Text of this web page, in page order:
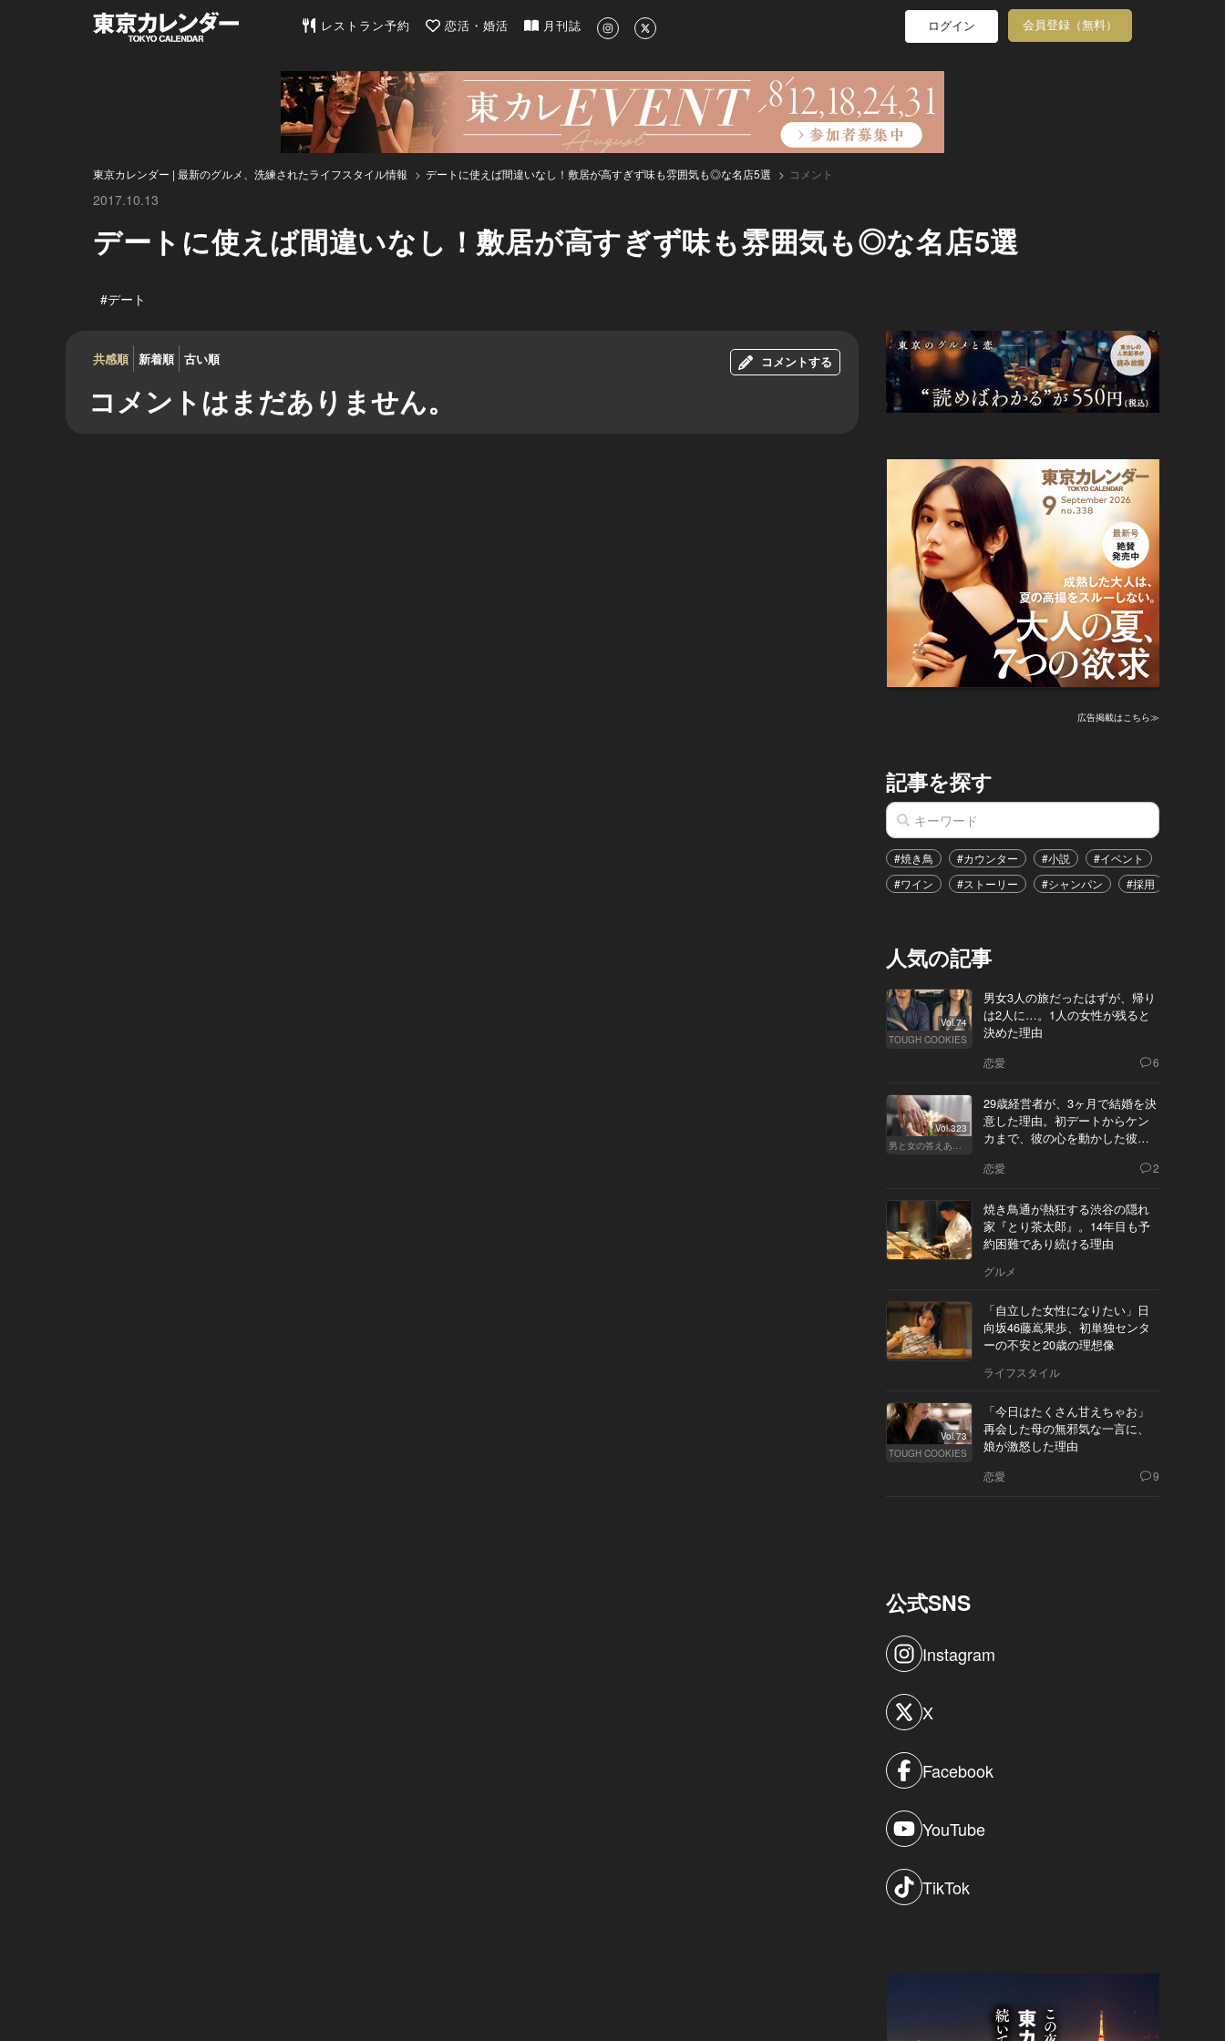
東京カレンダー | 最新のグルメ、洗練されたライフスタイル情報
レストラン予約 恋活・婚活 月刊誌 ログイン 会員登録（無料）
東京カレンダー | 最新のグルメ、洗練されたライフスタイル情報 デートに使えば間違いなし！敷居が高すぎず味も雰囲気も◎な名店5選 コメント
2017.10.13
デートに使えば間違いなし！敷居が高すぎず味も雰囲気も◎な名店5選
#デート
共感順 新着順 古い順 コメントする
コメントはまだありません。
広告掲載はこちら≫
記事を探す
#焼き鳥 #カウンター #小説 #イベント
#ワイン
#ストーリー #シャンパン #採用
人気の記事
Vol.74
TOUGH COOKIES
男女3人の旅だったはずが、帰り
は2人に…。1人の女性が残ると
決めた理由
恋愛 6
Vol.323
男と女の答えあわせ【Q】
29歳経営者が、3ヶ月で結婚を決
意した理由。初デートからケン
カまで、彼の心を動かした彼女
恋愛 2
焼き鳥通が熱狂する渋谷の隠れ
家『とり茶太郎』。14年目も予
約困難であり続ける理由
グルメ
「自立した女性になりたい」日
向坂46藤嶌果歩、初単独センタ
ーの不安と20歳の理想像
ライフスタイル
Vol.73
TOUGH COOKIES
「今日はたくさん甘えちゃお」
再会した母の無邪気な一言に、
娘が激怒した理由
恋愛 9
公式SNS
Instagram
X
Facebook
YouTube
TikTok